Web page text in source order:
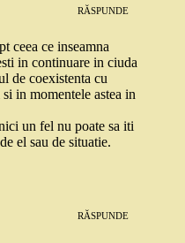
RĂSPUNDE
ceea ce inseamna
in continuare in ciuda
de coexistenta cu
in momentele astea in
un fel nu poate sa iti
el sau de situatie.
RĂSPUNDE